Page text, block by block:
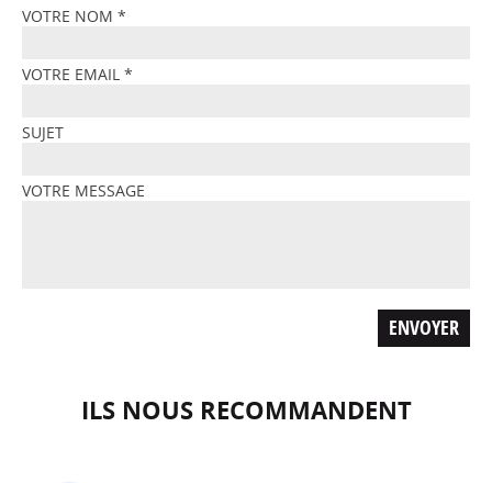
VOTRE NOM *
VOTRE EMAIL *
SUJET
VOTRE MESSAGE
ILS NOUS RECOMMANDENT